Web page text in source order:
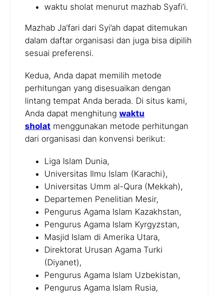
waktu sholat menurut mazhab Syafi’i.
Mazhab Ja’fari dari Syi’ah dapat ditemukan
dalam daftar organisasi dan juga bisa dipilih
sesuai preferensi.
Kedua, Anda dapat memilih metode
perhitungan yang disesuaikan dengan
lintang tempat Anda berada. Di situs kami,
Anda dapat menghitung waktu
sholat menggunakan metode perhitungan
dari organisasi dan konvensi berikut:
Liga Islam Dunia,
Universitas Ilmu Islam (Karachi),
Universitas Umm al-Qura (Mekkah),
Departemen Penelitian Mesir,
Pengurus Agama Islam Kazakhstan,
Pengurus Agama Islam Kyrgyzstan,
Masjid Islam di Amerika Utara,
Direktorat Urusan Agama Turki
(Diyanet),
Pengurus Agama Islam Uzbekistan,
Pengurus Agama Islam Rusia,